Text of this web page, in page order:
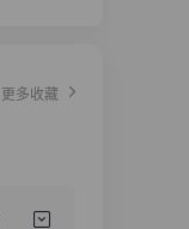
更多收藏